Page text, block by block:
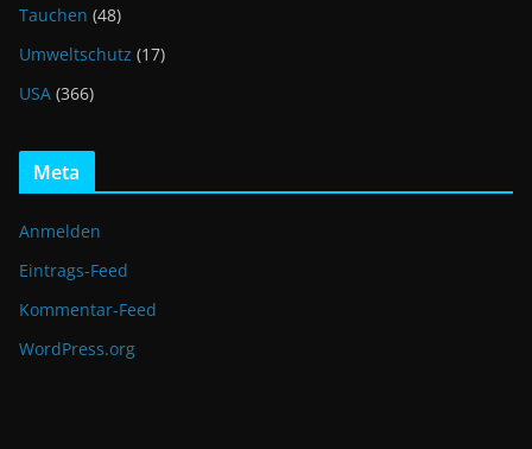
Tauchen (48)
Umweltschutz (17)
USA (366)
Meta
Anmelden
Eintrags-Feed
Kommentar-Feed
WordPress.org